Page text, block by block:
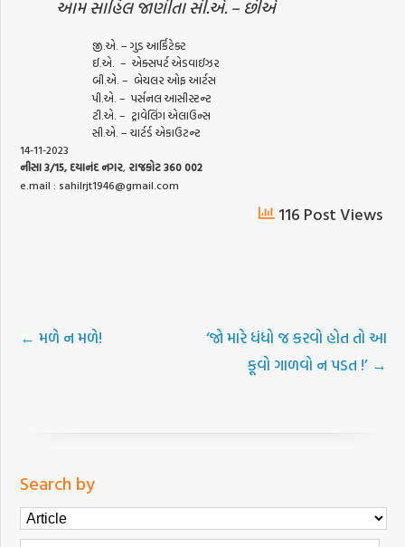
આમ સાહિલ જાણીતા સી.એ. – છીએ
જી.એ. – ગુડ આર્કિટેક્ટ
ઈ.એ. – એક્સપર્ટ એડવાઈઝર
બી.એ. – બેચલર ઓફ આર્ટસ
પી.એ. – પર્સનલ આસીસ્ટન્ટ
ટી.એ. – ટ્રાવેલિંગ એલાઉન્સ
સી.એ. – ચાર્ટર્ડ એકાઉટન્ટ
14-11-2023
નીસા3/15,દયાનંદનગર,રાજકોટ360 002
e.mail : sahilrjt1946@gmail.com
116 Post Views
← મળે ન મળે!
‘જો મારે ધંધો જ કરવો હોત તો આ
કૂવો ગાળવો ન પડત !’ →
Search by